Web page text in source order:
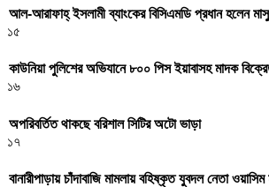
আল-আরাফাহ্ ইসলামী ব্যাংকের বিসিএমডি প্রধান হলেন
১৫
কাউনিয়া পুলিশের অভিযানে ৮০০ পিস ইয়াবাসহ মাদক
১৬
অপরিবর্তিত থাকছে বরিশাল সিটির অটো ভাড়া
১৭
বানারীপাড়ায় চাঁদাবাজি মামলায় বহিষ্কৃত যুবদল নেতা ওয়াসিম